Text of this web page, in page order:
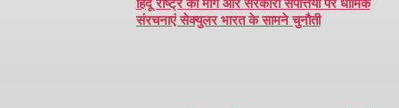
संरचनाएं सेक्युलर भारत के सामने चुनौती